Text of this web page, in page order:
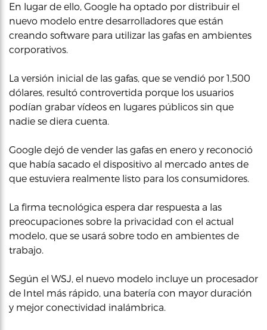
En lugar de ello, Google ha optado por distribuir el
nuevo modelo entre desarrolladores que están
creando software para utilizar las gafas en ambientes
corporativos.
La versión inicial de las gafas, que se vendió por 1,500
dólares, resultó controvertida porque los usuarios
podían grabar vídeos en lugares públicos sin que
nadie se diera cuenta.
Google dejó de vender las gafas en enero y reconoció
que había sacado el dispositivo al mercado antes de
que estuviera realmente listo para los consumidores.
La firma tecnológica espera dar respuesta a las
preocupaciones sobre la privacidad con el actual
modelo, que se usará sobre todo en ambientes de
trabajo.
Según el WSJ, el nuevo modelo incluye un procesador
de Intel más rápido, una batería con mayor duración
y mejor conectividad inalámbrica.